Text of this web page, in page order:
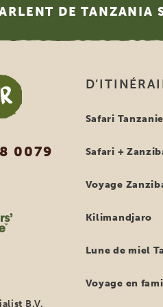
DE TANZANIA
0079
B.V.
Safari Tanzanie
Safari +
Voyage
Kilimandjaro
Lune de miel
Voyage en